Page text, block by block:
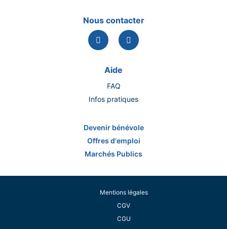
Nous contacter
Aide
FAQ
Infos pratiques
Devenir bénévole
Offres d'emploi
Marchés Publics
Mentions légales
CGV
CGU